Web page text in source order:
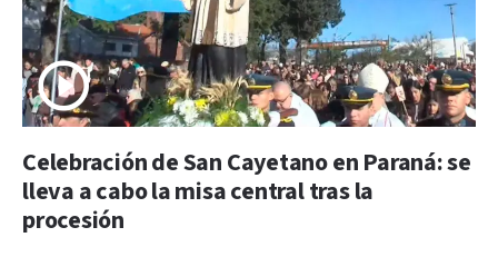
Celebración de San Cayetano en Paraná: se
lleva a cabo la misa central tras la
procesión